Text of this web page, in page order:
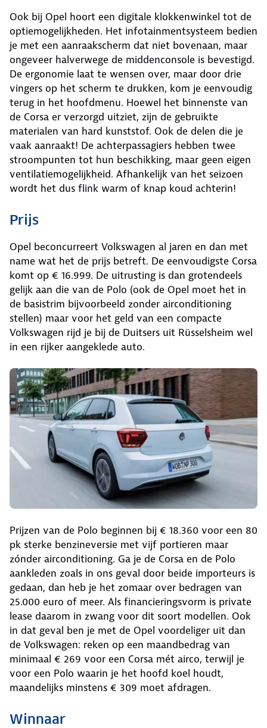
Ook bij Opel hoort een digitale klokkenwinkel tot de
optiemogelijkheden. Het infotainmentsysteem bedien
je met een aanraakscherm dat niet bovenaan, maar
ongeveer halverwege de middenconsole is bevestigd.
De ergonomie laat te wensen over, maar door drie
vingers op het scherm te drukken, kom je eenvoudig
terug in het hoofdmenu. Hoewel het binnenste van
de Corsa er verzorgd uitziet, zijn de gebruikte
materialen van hard kunststof. Ook de delen die je
vaak aanraakt! De achterpassagiers hebben twee
stroompunten tot hun beschikking, maar geen eigen
ventilatiemogelijkheid. Afhankelijk van het seizoen
wordt het dus flink warm of knap koud achterin!
Prijs
Opel beconcurreert Volkswagen al jaren en dan met
name wat het de prijs betreft. De eenvoudigste Corsa
komt op € 16.999. De uitrusting is dan grotendeels
gelijk aan die van de Polo (ook de Opel moet het in
de basistrim bijvoorbeeld zonder airconditioning
stellen) maar voor het geld van een compacte
Volkswagen rijd je bij de Duitsers uit Rüsselsheim wel
in een rijker aangeklede auto.
Prijzen van de Polo beginnen bij € 18.360 voor een 80
pk sterke benzineversie met vijf portieren maar
zónder airconditioning. Ga je de Corsa en de Polo
aankleden zoals in ons geval door beide importeurs is
gedaan, dan heb je het zomaar over bedragen van
25.000 euro of meer. Als financieringsvorm is private
lease daarom in zwang voor dit soort modellen. Ook
in dat geval ben je met de Opel voordeliger uit dan
de Volkswagen: reken op een maandbedrag van
minimaal € 269 voor een Corsa mét airco, terwijl je
voor een Polo waarin je het hoofd koel houdt,
maandelijks minstens € 309 moet afdragen.
Winnaar